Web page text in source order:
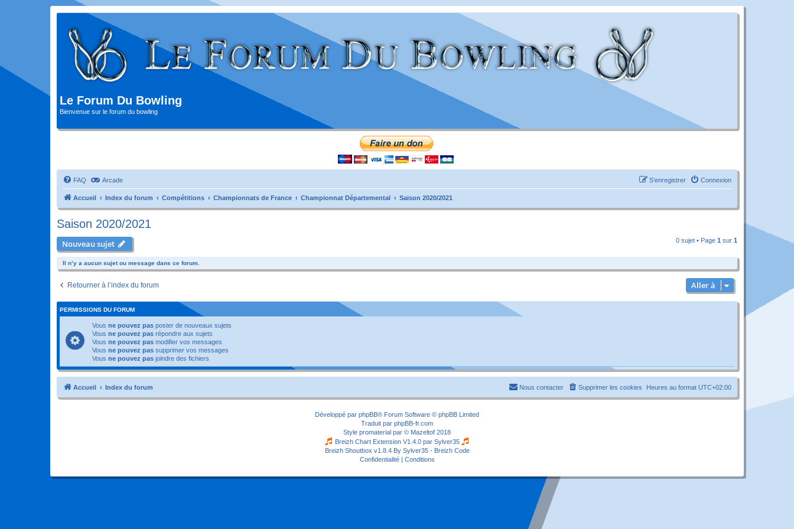
Le Forum Du Bowling
Bienvenue sur le forum du bowling
FAQ Arcade Connexion
S’enregistrer
Accueil Index du forum Compétitions Championnats de France Championnat Départemental Saison 2020/2021
Saison 2020/2021
Nouveau sujet 0 sujet • Page 1 sur 1
Il n’y a aucun sujet ou message dans ce forum.
Retourner à l’index du forum Aller à
PERMISSIONS DU FORUM
Vous ne pouvez pas poster de nouveaux sujets
Vous ne pouvez pas répondre aux sujets
Vous ne pouvez pas modifier vos messages
Vous ne pouvez pas supprimer vos messages
Vous ne pouvez pas joindre des fichiers
Accueil Index du forum Heures au format UTC+02:00
Supprimer les cookies
Nous contacter
Développé par phpBB® Forum Software © phpBB Limited
Traduit par phpBB-fr.com
Style promaterial par © Mazeltof 2018
Breizh Chart Extension V1.4.0 par Sylver35
Breizh Shoutbox v1.8.4 By Sylver35 - Breizh Code
Confidentialité| Conditions